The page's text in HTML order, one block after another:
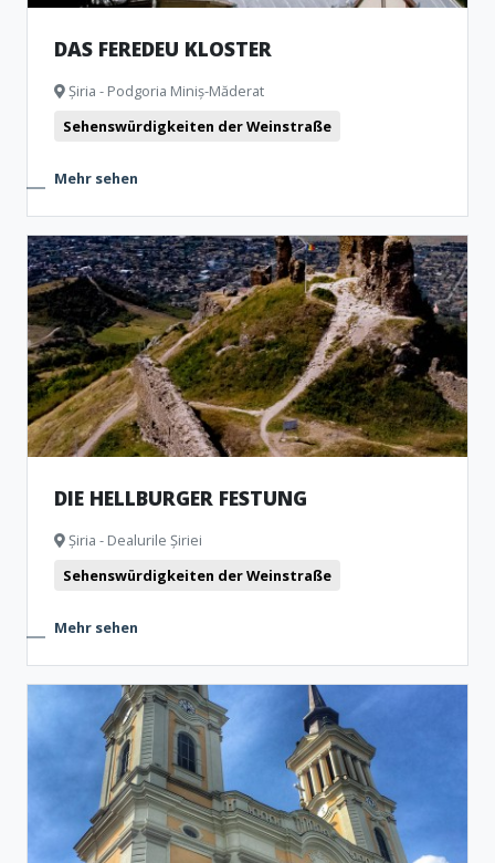
DAS FEREDEU KLOSTER
Șiria - Podgoria Miniș-Măderat
Sehenswürdigkeiten der Weinstraße
Mehr sehen
DIE HELLBURGER FESTUNG
Șiria - Dealurile Șiriei
Sehenswürdigkeiten der Weinstraße
Mehr sehen